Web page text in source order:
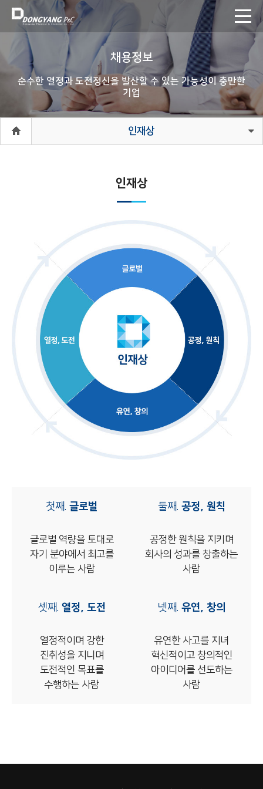
채용정보
순수한 열정과 도전정신을 발산할 수 있는 가능성이 충만한
기업
인재상
인재상
첫째. 글로벌
글로벌 역량을 토대로
자기 분야에서 최고를
이루는 사람
둘째. 공정, 원칙
공정한 원칙을 지키며
회사의 성과를 창출하는
사람
셋째. 열정, 도전
열정적이며 강한
진취성을 지니며
도전적인 목표를
수행하는 사람
넷째. 유연, 창의
유연한 사고를 지녀
혁신적이고 창의적인
아이디어를 선도하는
사람